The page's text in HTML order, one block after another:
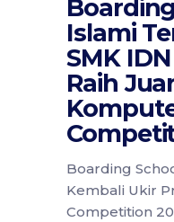
Islami
SMK
Raih
Boarding
Kembali Ukir
Competition